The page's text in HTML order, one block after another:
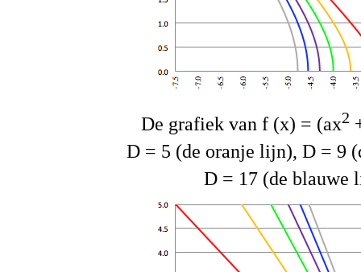
De grafiek van f (x) = (ax2
D = 5 (de oranje lijn), D = 9
D = 17 (de blauwe